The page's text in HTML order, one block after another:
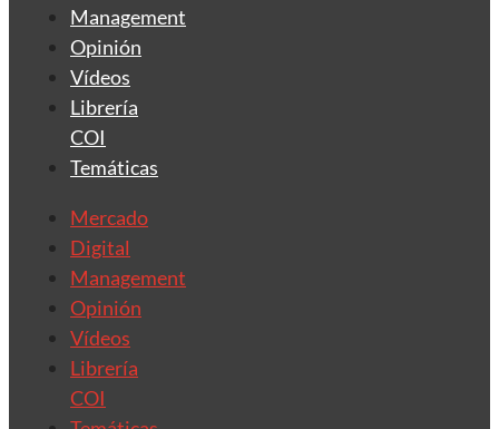
Management
Opinión
Vídeos
Librería
COI
Temáticas
Mercado
Digital
Management
Opinión
Vídeos
Librería
COI